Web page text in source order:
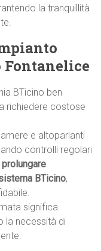
la tranquillità
BTicino ben
richiedere costose
e altoparlanti
controlli regolari
prolungare
BTicino,
significa
la necessità di